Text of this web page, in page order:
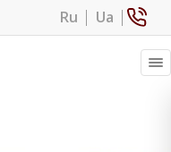
Ru Ua